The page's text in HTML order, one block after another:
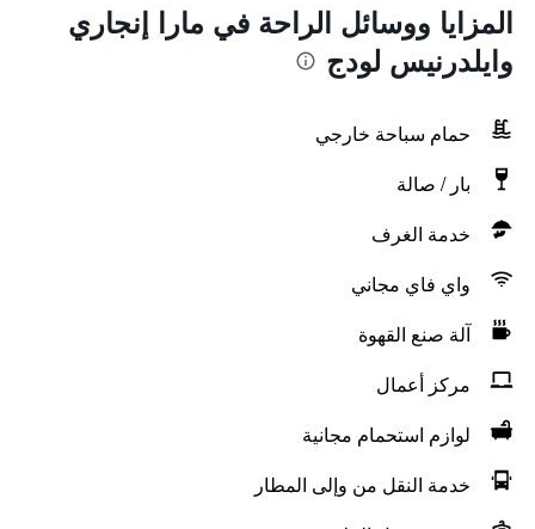
المزايا ووسائل الراحة في مارا إنجاري
وايلدرنيس لودج
حمام سباحة خارجي
بار / صالة
خدمة الغرف
واي فاي مجاني
آلة صنع القهوة
مركز أعمال
لوازم استحمام مجانية
خدمة النقل من وإلى المطار